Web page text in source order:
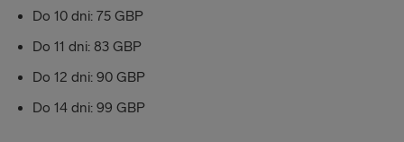
Do 10 dni: 75 GBP
Do 11 dni: 83 GBP
Do 12 dni: 90 GBP
Do 14 dni: 99 GBP